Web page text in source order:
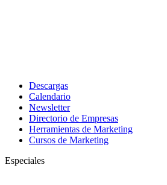
Descargas
Calendario
Newsletter
Directorio de Empresas
Herramientas de Marketing
Cursos de Marketing
Especiales